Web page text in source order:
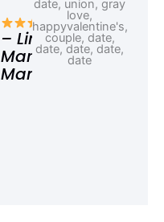
– Linda,
Marketing
Manager